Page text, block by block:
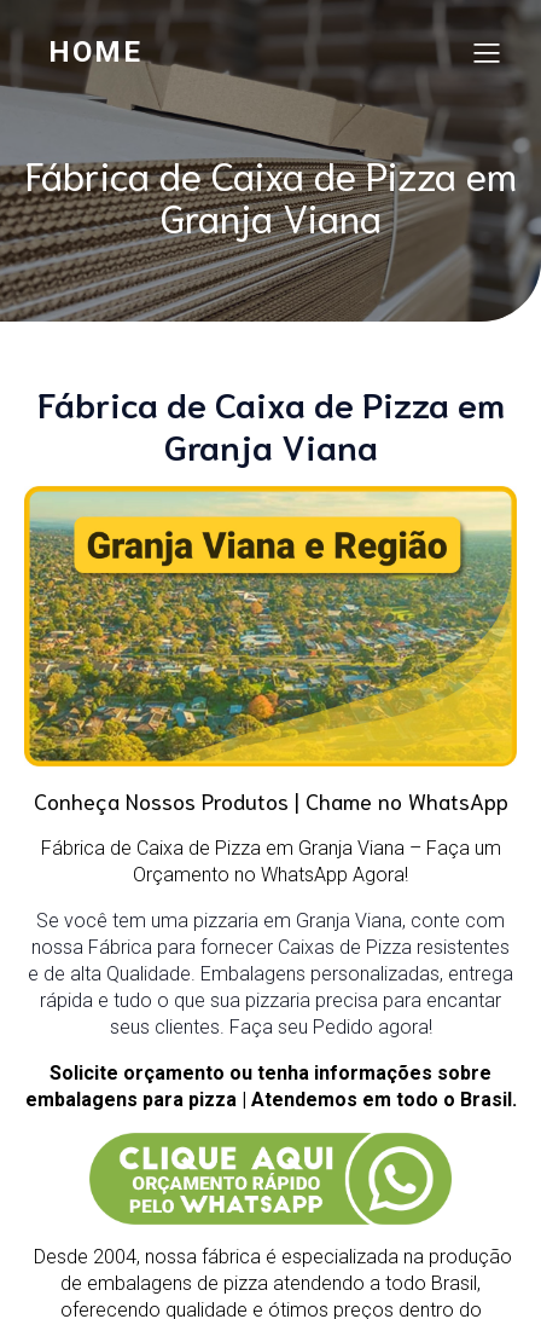
HOME
Fábrica de Caixa de Pizza em
Granja Viana
Fábrica de Caixa de Pizza em
Granja Viana
Conheça Nossos Produtos | Chame no WhatsApp
Fábrica de Caixa de Pizza em Granja Viana– Faça um
Orçamento no WhatsApp Agora!
Se você tem uma pizzaria em Granja Viana, conte com
nossa Fábrica para fornecer Caixas de Pizza resistentes
e de alta Qualidade. Embalagens personalizadas, entrega
rápida e tudo o que sua pizzaria precisa para encantar
seus clientes. Faça seu Pedido agora!
Solicite orçamento ou tenha informações sobre
embalagens para pizza | Atendemos em todo o Brasil.
Desde 2004, nossa fábrica é especializada na produção
de embalagens de pizza atendendo a todo Brasil,
oferecendo qualidade e ótimos preços dentro do